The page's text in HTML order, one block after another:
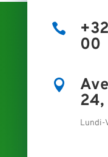

00

Lundi-